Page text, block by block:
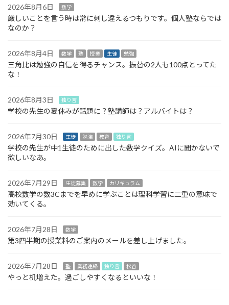
2026年8月6日 数学
厳しいことを言う時は常に刺し違えるつもりです。個人塾ならでは
なのか？
2026年8月4日 数学 塾 授業 生徒 勉強
三角比は勉強の自信を得るチャンス。振替の2人も100点とってた
な！
2026年8月3日 独り言
学校の先生の夏休みが話題に？塾講師は？アルバイトは？
2026年7月30日 生徒 勉強 教育 独り言
学校の先生が中1生徒のために出した数学クイズ。AIに聞かないで
欲しいなあ。
2026年7月29日 生徒募集 数学 カリキュラム
高校数学の数3Cまでを早めに学ぶことは理科学習に二重の意味で
効いてくる。
2026年7月28日 数学
第3四半期の授業料のご案内のメールを差し上げました。
2026年7月28日 塾 業務連絡 独り言 松谷
やっと机増えた。過ごしやすくなるといいな！